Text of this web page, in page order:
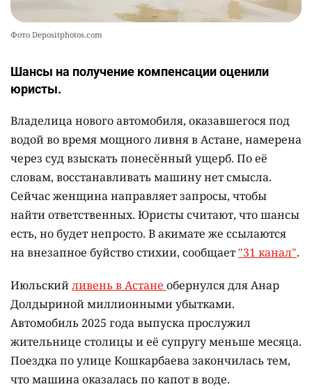
Фото Depositphotos.com
Шансы на получение компенсации оценили
юристы.
Владелица нового автомобиля, оказавшегося под
водой во время мощного ливня в Астане, намерена
через суд взыскать понесённый ущерб. По её
словам, восстанавливать машину нет смысла.
Сейчас женщина направляет запросы, чтобы
найти ответственных. Юристы считают, что шансы
есть, но будет непросто. В акимате же ссылаются
на внезапное буйство стихии, сообщает "31 канал".
Июльскийливень в Астане обернулся для Анар
Долдыриной миллионными убытками.
Автомобиль 2025 года выпуска прослужил
жительнице столицы и её супругу меньше месяца.
Поездка по улице Кошкарбаева закончилась тем,
что машина оказалась по капот в воде.